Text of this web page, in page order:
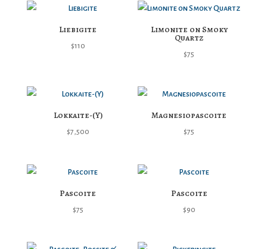
Liebigite
$110
Limonite on Smoky
Quartz
$75
Lokkaite-(Y)
$7,500
Magnesiopascoite
$75
Pascoite
$75
Pascoite
$90